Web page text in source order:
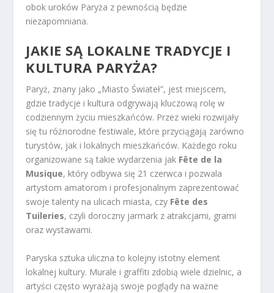
obok uroków Paryża z pewnością będzie
niezapomniana.
JAKIE SĄ LOKALNE TRADYCJE I
KULTURA PARYŻA?
Paryż, znany jako „Miasto Świateł”, jest miejscem,
gdzie tradycje i kultura odgrywają kluczową rolę w
codziennym życiu mieszkańców. Przez wieki rozwijały
się tu różnorodne festiwale, które przyciągają zarówno
turystów, jak i lokalnych mieszkańców. Każdego roku
organizowane są takie wydarzenia jak Fête de la
Musique, który odbywa się 21 czerwca i pozwala
artystom amatorom i profesjonalnym zaprezentować
swoje talenty na ulicach miasta, czy Fête des
Tuileries, czyli doroczny jarmark z atrakcjami, grami
oraz wystawami.
Paryska sztuka uliczna to kolejny istotny element
lokalnej kultury. Murale i graffiti zdobią wiele dzielnic, a
artyści często wyrażają swoje poglądy na ważne